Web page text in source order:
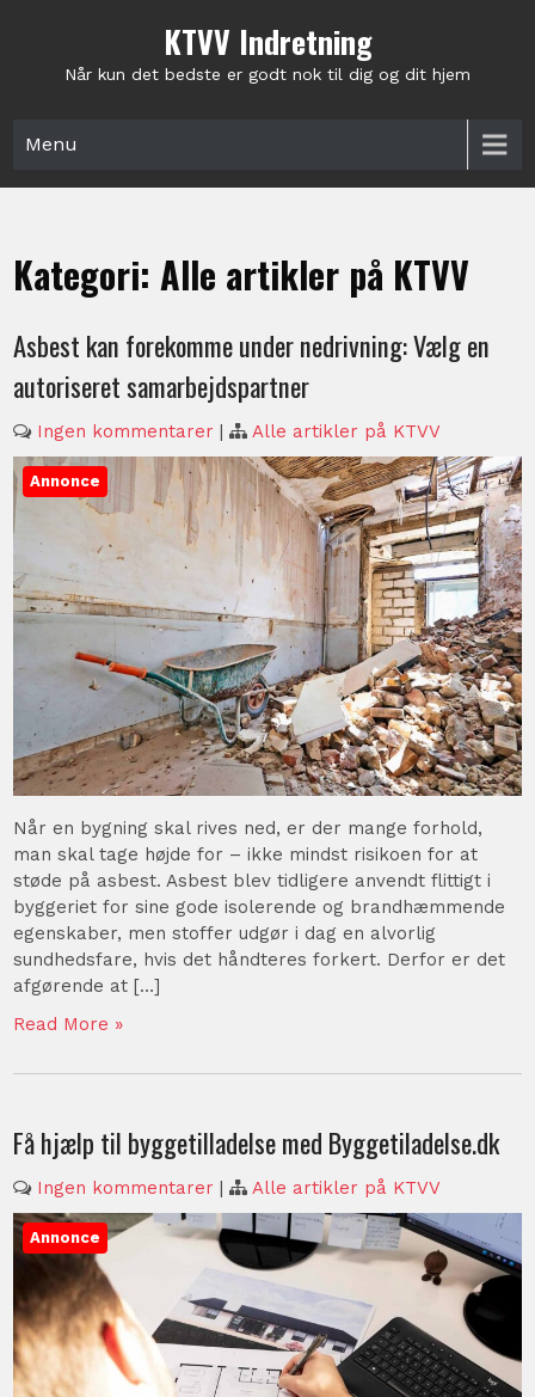
KTVV Indretning
Når kun det bedste er godt nok til dig og dit hjem
Menu
Kategori:Alle artikler på KTVV
Asbest kan forekomme under nedrivning: Vælg en
autoriseret samarbejdspartner
Ingen kommentarer | Alle artikler på KTVV
Annonce
Når en bygning skal rives ned, er der mange forhold,
man skal tage højde for – ikke mindst risikoen for at
støde på asbest. Asbest blev tidligere anvendt flittigt i
byggeriet for sine gode isolerende og brandhæmmende
egenskaber, men stoffer udgør i dag en alvorlig
sundhedsfare, hvis det håndteres forkert. Derfor er det
afgørende at […]
Read More »
Få hjælp til byggetilladelse med Byggetiladelse.dk
Ingen kommentarer | Alle artikler på KTVV
Annonce